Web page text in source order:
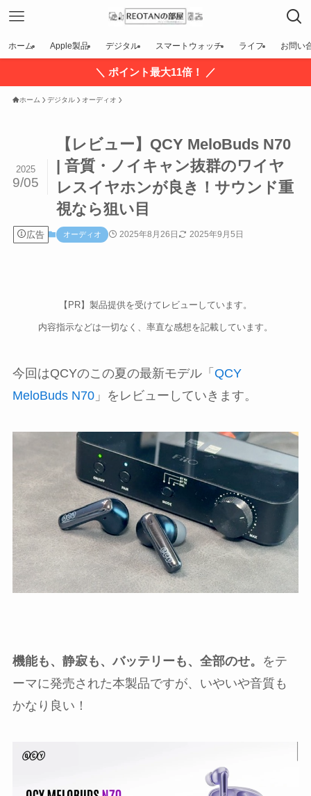
ホーム Apple製品 デジタル スマートウォッチ ライフ お問い
＼ ポイント最大11倍！ ／
ホーム デジタル オーディオ
【レビュー】QCY MeloBuds N70
| 音質・ノイキャン抜群のワイヤ
レスイヤホンが良き！サウンド重
視なら狙い目
2025
9/05
広告 オーディオ 2025年8月26日 2025年9月5日
【PR】製品提供を受けてレビューしています。
内容指示などは一切なく、率直な感想を記載しています。
今回はQCYのこの夏の最新モデル「 QCY
MeloBuds N70」をレビューしていきます。
機能も、静寂も、バッテリーも、全部のせ。
をテ
ーマに発売された本製品ですが、いやいや音質も
かなり良い！